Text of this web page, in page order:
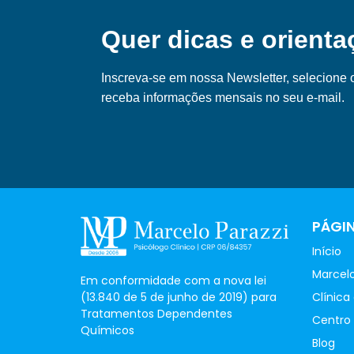
Quer dicas e
Inscreva-se em nossa Newsletter, selecione
receba informações mensais no seu e-mail.
Em conformidade com a nova lei
(13.840 de 5 de junho de 2019) para
Tratamentos Dependentes
Químicos
Início
Clínica
Centro
Blog